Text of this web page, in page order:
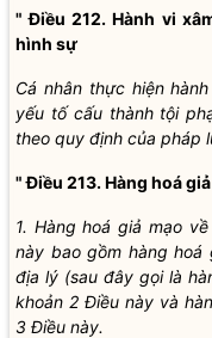
" Điều 212. Hành vi
hình sự
Cá nhân thực hiện
yếu tố cấu thành tội
theo quy định của pháp
" Điều 213. Hàng hoá
1. Hàng hoá giả mạo
này bao gồm hàng hoá
địa lý (sau đây gọi là
khoản 2 Điều này và
3 Điều này.